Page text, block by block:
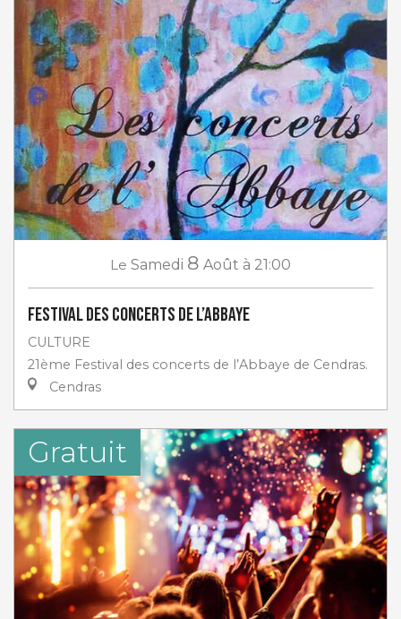
Le Samedi 8 Août à 21:00
Festival des Concerts de l’Abbaye
CULTURE
21ème Festival des concerts de l’Abbaye de Cendras.
Cendras
Gratuit